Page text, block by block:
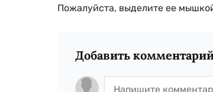
Пожалуйста, выделите ее
Добавить